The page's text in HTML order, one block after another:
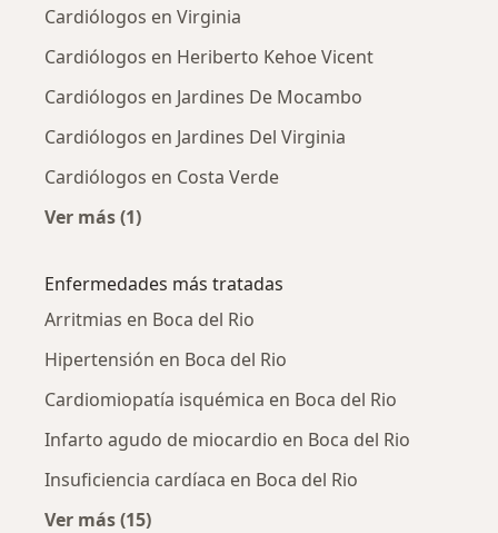
Cardiólogos en Virginia
Cardiólogos en Heriberto Kehoe Vicent
Cardiólogos en Jardines De Mocambo
Cardiólogos en Jardines Del Virginia
Cardiólogos en Costa Verde
Ver más (1)
Enfermedades más tratadas
Arritmias en Boca del Rio
Hipertensión en Boca del Rio
Cardiomiopatía isquémica en Boca del Rio
Infarto agudo de miocardio en Boca del Rio
Insuficiencia cardíaca en Boca del Rio
Ver más (15)